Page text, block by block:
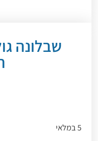
שבלונה
5 במלאי